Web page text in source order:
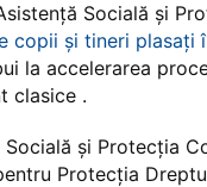
Socială și
copii și tineri
la accelerarea
clasice .
şi Protecţia
Protecția